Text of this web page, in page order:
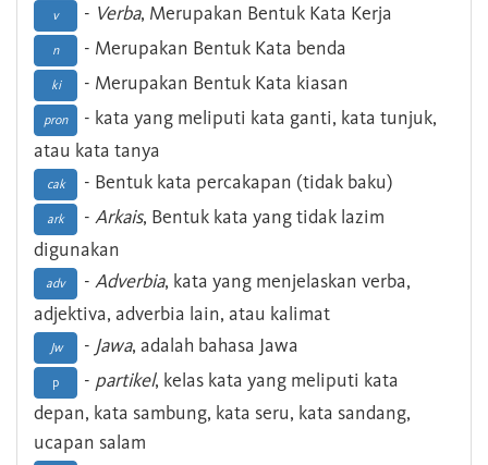
v - Verba, Merupakan Bentuk Kata Kerja
n - Merupakan Bentuk Kata benda
ki - Merupakan Bentuk Kata kiasan
pron
- kata yang meliputi kata ganti, kata tunjuk,
atau kata tanya
cak - Bentuk kata percakapan (tidak baku)
ark - Arkais, Bentuk kata yang tidak lazim
digunakan
adv - Adverbia, kata yang menjelaskan verba,
adjektiva, adverbia lain, atau kalimat
Jw - Jawa, adalah bahasa Jawa
p - partikel, kelas kata yang meliputi kata
depan, kata sambung, kata seru, kata sandang,
ucapan salam